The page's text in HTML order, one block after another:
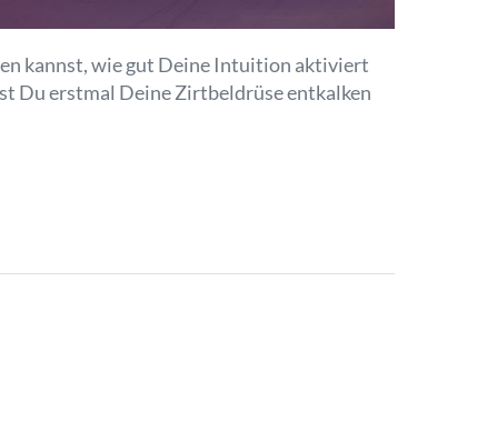
kannst, wie gut Deine Intuition aktiviert
Du erstmal Deine Zirtbeldrüse entkalken